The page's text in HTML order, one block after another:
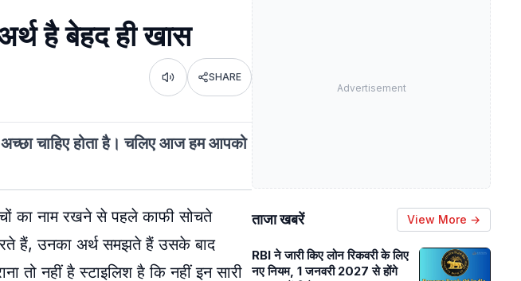
है बेहद ही खास
Listen SHARE
अच्छा चाहिए होता है। चलिए आज हम आपको
का नाम रखने से पहले काफी सोचते
हैं, उनका अर्थ समझते हैं उसके बाद
तो नहीं है स्टाइलिश है कि नहीं इन सारी
Advertisement
ताजा खबरें View More →
RBI ने जारी किए लोन रिकवरी के लिए
नए नियम, 1 जनवरी 2027 से होंगे